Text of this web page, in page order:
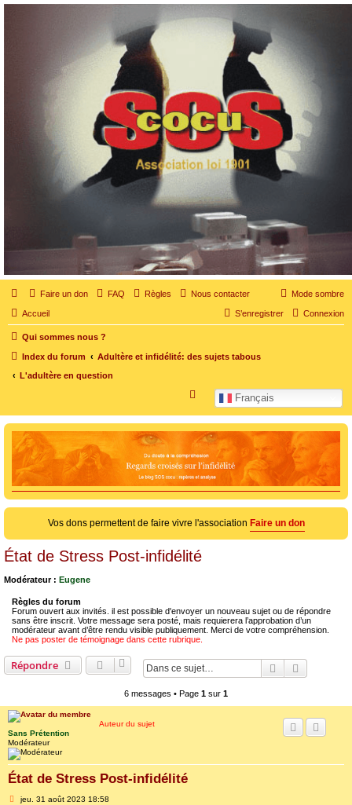
SOS cocu
SOS cocu est une association loi 1901 dont l'objet est le soutien aux victimes d'adultère.
Pouvoir parler, se confier, recevoir un soutien moral pour traverser une situation
Mode sombre
Faire un don FAQ Règles Nous contacter
Accueil Connexion
S’enregistrer
Qui sommes nous ?
Index du forum
Adultère et infidélité: des sujets tabous
L'adultère en question
Français
c
e
r
c
h
r
Vos dons permettent de faire vivre l'association Faire un don
État de Stress Post-infidélité
Modérateur : Eugene
Règles du forum
Forum ouvert aux invités. il est possible d'envoyer un nouveau sujet ou de répondre
sans être inscrit. Votre message sera posté, mais requierera l’approbation d’un
modérateur avant d’être rendu visible publiquement. Merci de votre compréhension.
Ne pas poster de témoignage dans cette rubrique.
Répondre Rechercher
6 messages • Page 1 sur 1
Auteur du sujet
Sans Prétention
Modérateur
État de Stress Post-infidélité
Mjeu. 31 août 2023 18:58